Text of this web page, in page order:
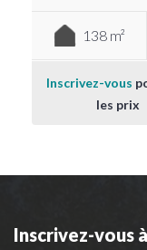
138 m²
Inscrivez-vous
les prix
Inscrivez-vous